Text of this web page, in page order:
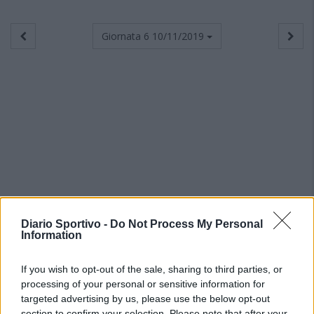
Diario Sportivo - Do Not Process My Personal
Information
If you wish to opt-out of the sale, sharing to third parties, or
processing of your personal or sensitive information for
targeted advertising by us, please use the below opt-out
Giornata 6 10/11/2019